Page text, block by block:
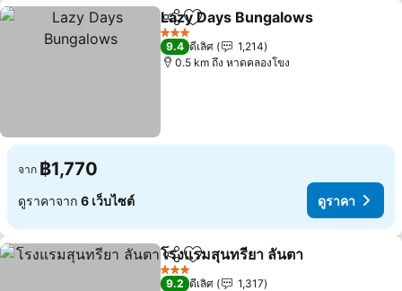
แชร์ เพิ่มในรายการโปรด
Lazy Days Bungalows
3 ดาว
9.4 ดีเลิศ
1,214
0.5 km ถึง หาดคลองโขง
จาก ฿1,770
ดูราคาจาก 6 เว็บไซต์ ดูราคา
แชร์ เพิ่มในรายการโปรด
โรงแรมสุนทรียา ลันตา
3 ดาว
9.2 ดีเลิศ
1,317